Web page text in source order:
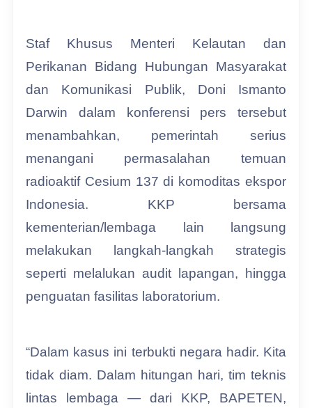
Staf Khusus Menteri Kelautan dan
Perikanan Bidang Hubungan Masyarakat
dan Komunikasi Publik, Doni Ismanto
Darwin dalam konferensi pers tersebut
menambahkan, pemerintah serius
menangani permasalahan temuan
radioaktif Cesium 137 di komoditas ekspor
Indonesia. KKP bersama
kementerian/lembaga lain langsung
melakukan langkah-langkah strategis
seperti melalukan audit lapangan, hingga
penguatan fasilitas laboratorium.
“Dalam kasus ini terbukti negara hadir. Kita
tidak diam. Dalam hitungan hari, tim teknis
lintas lembaga — dari KKP, BAPETEN,